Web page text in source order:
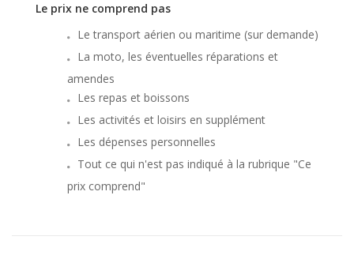
Le prix ne comprend pas
Le transport aérien ou maritime (sur demande)
La moto, les éventuelles réparations et
amendes
Les repas et boissons
Les activités et loisirs en supplément
Les dépenses personnelles
Tout ce qui n'est pas indiqué à la rubrique "Ce
prix comprend"